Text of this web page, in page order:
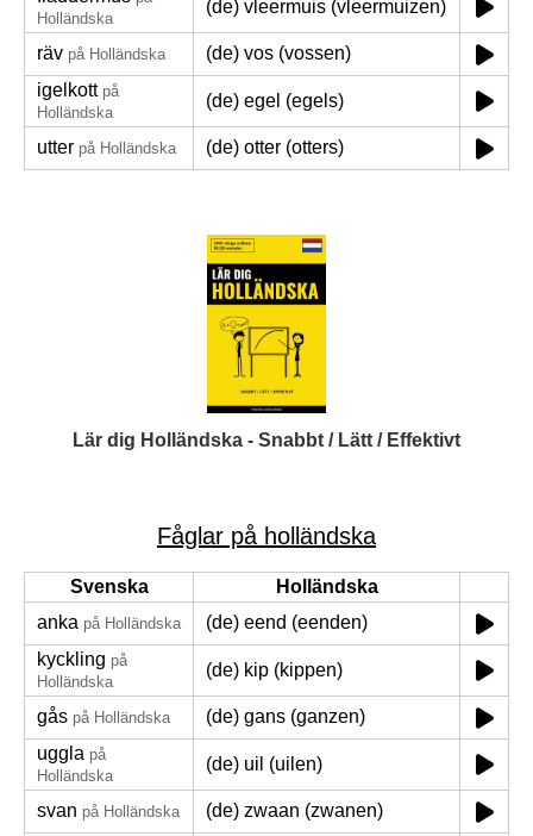
Holländska
(de) vleermuis (vleermuizen)
räv på Holländska
(de) vos (vossen)
igelkott på
Holländska
(de) egel (egels)
utter på Holländska (de) otter (otters)
Lär dig Holländska - Snabbt / Lätt / Effektivt
Fåglar på holländska
Svenska
Holländska
anka på Holländska
(de) eend (eenden)
kyckling på
Holländska
(de) kip (kippen)
gås på Holländska
(de) gans (ganzen)
uggla på
Holländska
(de) uil (uilen)
svan på Holländska
(de) zwaan (zwanen)